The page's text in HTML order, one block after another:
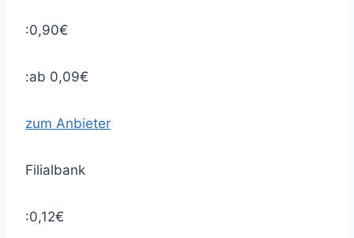
:0,90€
:ab 0,09€
zum Anbieter
Filialbank
:0,12€